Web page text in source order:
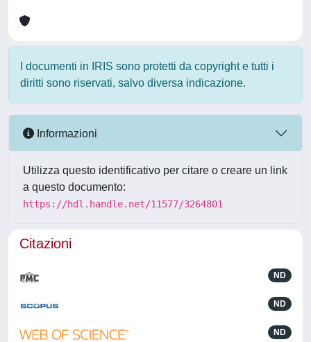
I documenti in IRIS sono protetti da copyright e tutti i
diritti sono riservati, salvo diversa indicazione.
Informazioni
Utilizza questo identificativo per citare o creare un link
a questo documento:
https://hdl.handle.net/11577/3264801
Citazioni
ND
ND
ND